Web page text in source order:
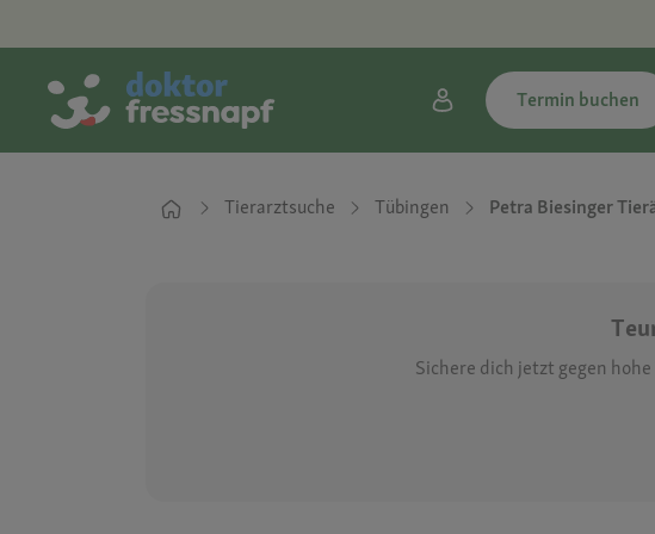
Termin buchen
Tierarztsuche Tübingen Petra Biesinger
Sichere dich jetzt gegen